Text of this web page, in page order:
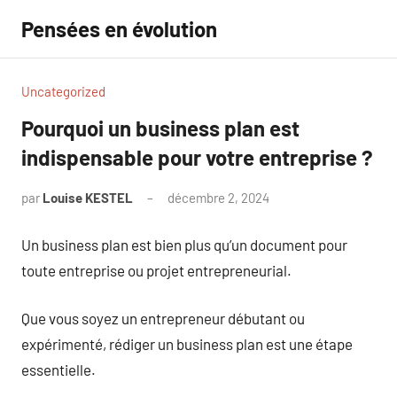
contenu
Pensées en évolution
Uncategorized
Pourquoi un business plan est
indispensable pour votre entreprise ?
par Louise KESTEL décembre 2, 2024
Un business plan est bien plus qu’un document pour
toute entreprise ou projet entrepreneurial.
Que vous soyez un entrepreneur débutant ou
expérimenté, rédiger un business plan est une étape
essentielle.